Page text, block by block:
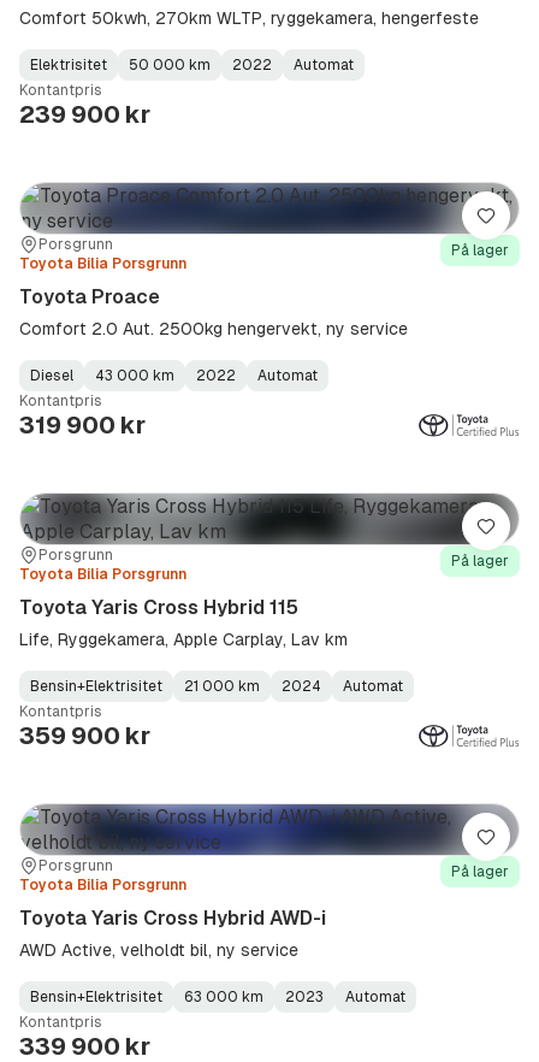
Comfort 50kwh, 270km WLTP, ryggekamera, hengerfeste
Fuel
Type:
Elektrisitet
Kilometerstand:
50 000 km
Model
Year:
2022
Gearbox
Type:
Automat
Kontantpris
239 900 kr
Sted:Porsgrunn
Forhandler:
Toyota Bilia Porsgrunn
På lager
Toyota Proace
Comfort 2.0 Aut. 2500kg hengervekt, ny service
Fuel
Type:
Diesel
Kilometerstand:
43 000 km
Model
Year:
2022
Gearbox
Type:
Automat
Kontantpris
319 900 kr
Lagre
Sted:Porsgrunn
Forhandler:
Toyota Bilia Porsgrunn
På lager
Toyota Yaris Cross Hybrid 115
Life, Ryggekamera, Apple Carplay, Lav km
Fuel
Type:
Bensin+Elektrisitet
Kilometerstand: 21 000 km
Model
Year:
2024
Gearbox
Type:
Automat
Kontantpris
359 900 kr
Lagre
Sted:Porsgrunn
Forhandler:
Toyota Bilia Porsgrunn
På lager
Toyota Yaris Cross Hybrid AWD-i
AWD Active, velholdt bil, ny service
Fuel
Type:
Bensin+Elektrisitet
Kilometerstand: 63 000 km
Model
Year:
2023
Gearbox
Type:
Automat
Kontantpris
339 900 kr
Lagre